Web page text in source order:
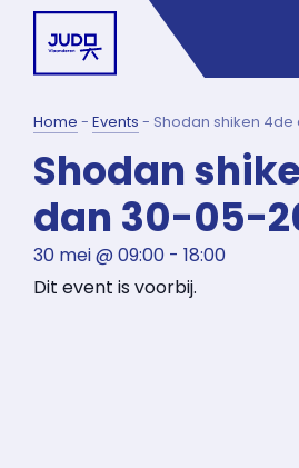
Home - Events - Shodan shiken
Shodan
dan 30-05-
30 mei@ 09:00 - 18:00
Dit event is voorbij.